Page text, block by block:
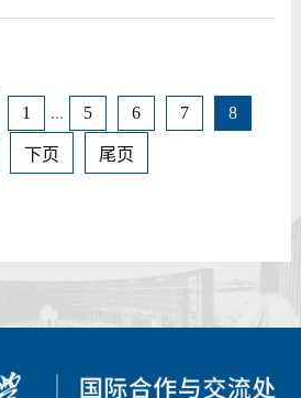
1 ... 5 6 7 8
下页 尾页